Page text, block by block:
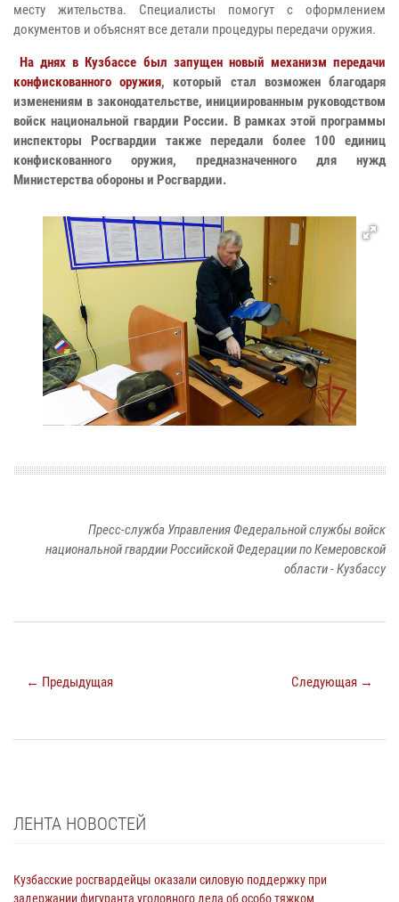
месту жительства. Специалисты помогут с оформлением
документов и объяснят все детали процедуры передачи оружия.
На днях в Кузбассе был запущен новый механизм передачи
конфискованного оружия, который стал возможен благодаря
изменениям в законодательстве, инициированным руководством
войск национальной гвардии России. В рамках этой программы
инспекторы Росгвардии также передали более 100 единиц
конфискованного оружия, предназначенного для нужд
Министерства обороны и Росгвардии.
Пресс-служба Управления Федеральной службы войск
национальной гвардии Российской Федерации по Кемеровской
области - Кузбассу
← Предыдущая Следующая →
ЛЕНТА НОВОСТЕЙ
Кузбасские росгвардейцы оказали силовую поддержку при
задержании фигуранта уголовного дела об особо тяжком